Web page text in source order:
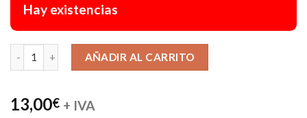
Hay existencias
AÑADIR AL CARRITO
13,00€ + IVA